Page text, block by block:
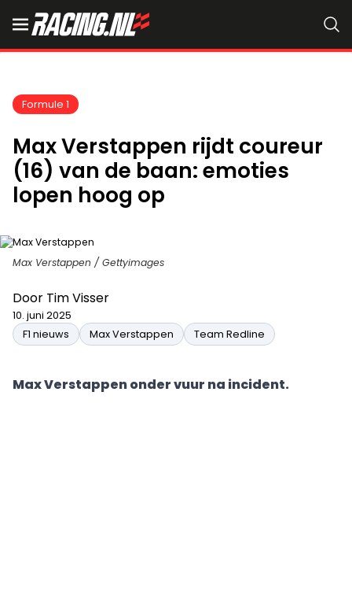
Formule 1
Max Verstappen rijdt coureur
(16) van de baan: emoties
lopen hoog op
Max Verstappen / Gettyimages
Door Tim Visser
10. juni 2025
F1 nieuws
Max Verstappen Team Redline
Max Verstappen onder vuur na incident.